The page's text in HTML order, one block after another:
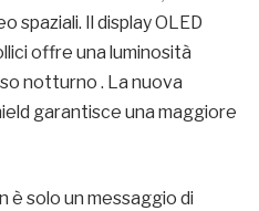
spaziali. Il display OLED
offre una luminosità
notturno . La nuova
garantisce una maggiore
è solo un messaggio di